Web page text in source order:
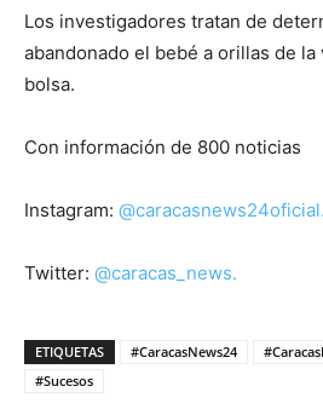
Los investigadores tratan de
abandonado el bebé a orillas de
bolsa.
Con información de 800 noticias
Instagram: @caracasnews24oficial.
Twitter: @caracas_news.
ETIQUETAS #CaracasNews24
#Sucesos